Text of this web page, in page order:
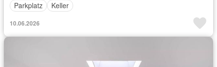
Parkplatz
Keller
10.06.2026